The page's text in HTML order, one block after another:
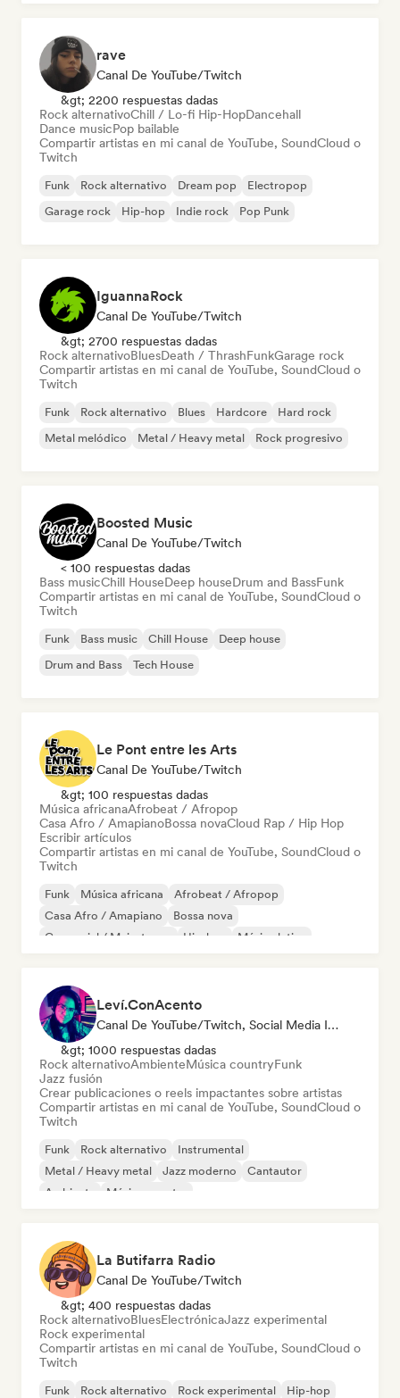
rave
Canal De YouTube/Twitch
&gt; 2200 respuestas dadas
Rock alternativoChill / Lo-fi Hip-HopDancehall
Dance musicPop bailable
Compartir artistas en mi canal de YouTube, SoundCloud o
Twitch
Funk Rock alternativo Dream pop
Electropop
Garage rock
Hip-hop Indie rock Pop Punk
IguannaRock
Canal De YouTube/Twitch
&gt; 2700 respuestas dadas
Rock alternativoBluesDeath / ThrashFunkGarage rock
Compartir artistas en mi canal de YouTube, SoundCloud o
Twitch
Funk Rock alternativo Blues Hardcore
Hard rock
Metal melódico
Metal / Heavy metal Rock progresivo
Boosted Music
Canal De YouTube/Twitch
< 100 respuestas dadas
Bass musicChill HouseDeep houseDrum and BassFunk
Compartir artistas en mi canal de YouTube, SoundCloud o
Twitch
Funk Bass music Chill House
Deep house
Drum and Bass
Tech House
Le Pont entre les Arts
Canal De YouTube/Twitch
&gt; 100 respuestas dadas
Música africanaAfrobeat / Afropop
Casa Afro / AmapianoBossa novaCloud Rap / Hip Hop
Escribir artículos
Compartir artistas en mi canal de YouTube, SoundCloud o
Twitch
Funk Música africana
Afrobeat / Afropop
Casa Afro / Amapiano
Bossa nova
Comercial / Mainstream
Hip-hop Música latina
Leví.ConAcento
Canal De YouTube/Twitch, Social Media Influencer
&gt; 1000 respuestas dadas
Rock alternativoAmbienteMúsica countryFunk
Jazz fusión
Crear publicaciones o reels impactantes sobre artistas
Compartir artistas en mi canal de YouTube, SoundCloud o
Twitch
Funk Rock alternativo
Instrumental
Metal / Heavy metal
Jazz moderno
Cantautor
Ambiente
Música country
La Butifarra Radio
Canal De YouTube/Twitch
&gt; 400 respuestas dadas
Rock alternativoBluesElectrónicaJazz experimental
Rock experimental
Compartir artistas en mi canal de YouTube, SoundCloud o
Twitch
Funk Rock alternativo Rock experimental
Hip-hop